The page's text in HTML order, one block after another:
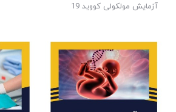
آزمایش مولکولی کووید 19